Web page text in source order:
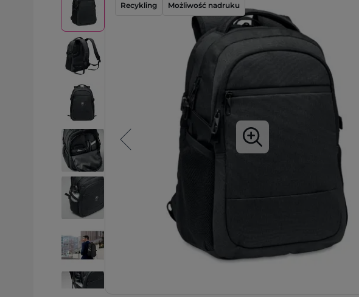
Recykling Możliwość nadruku